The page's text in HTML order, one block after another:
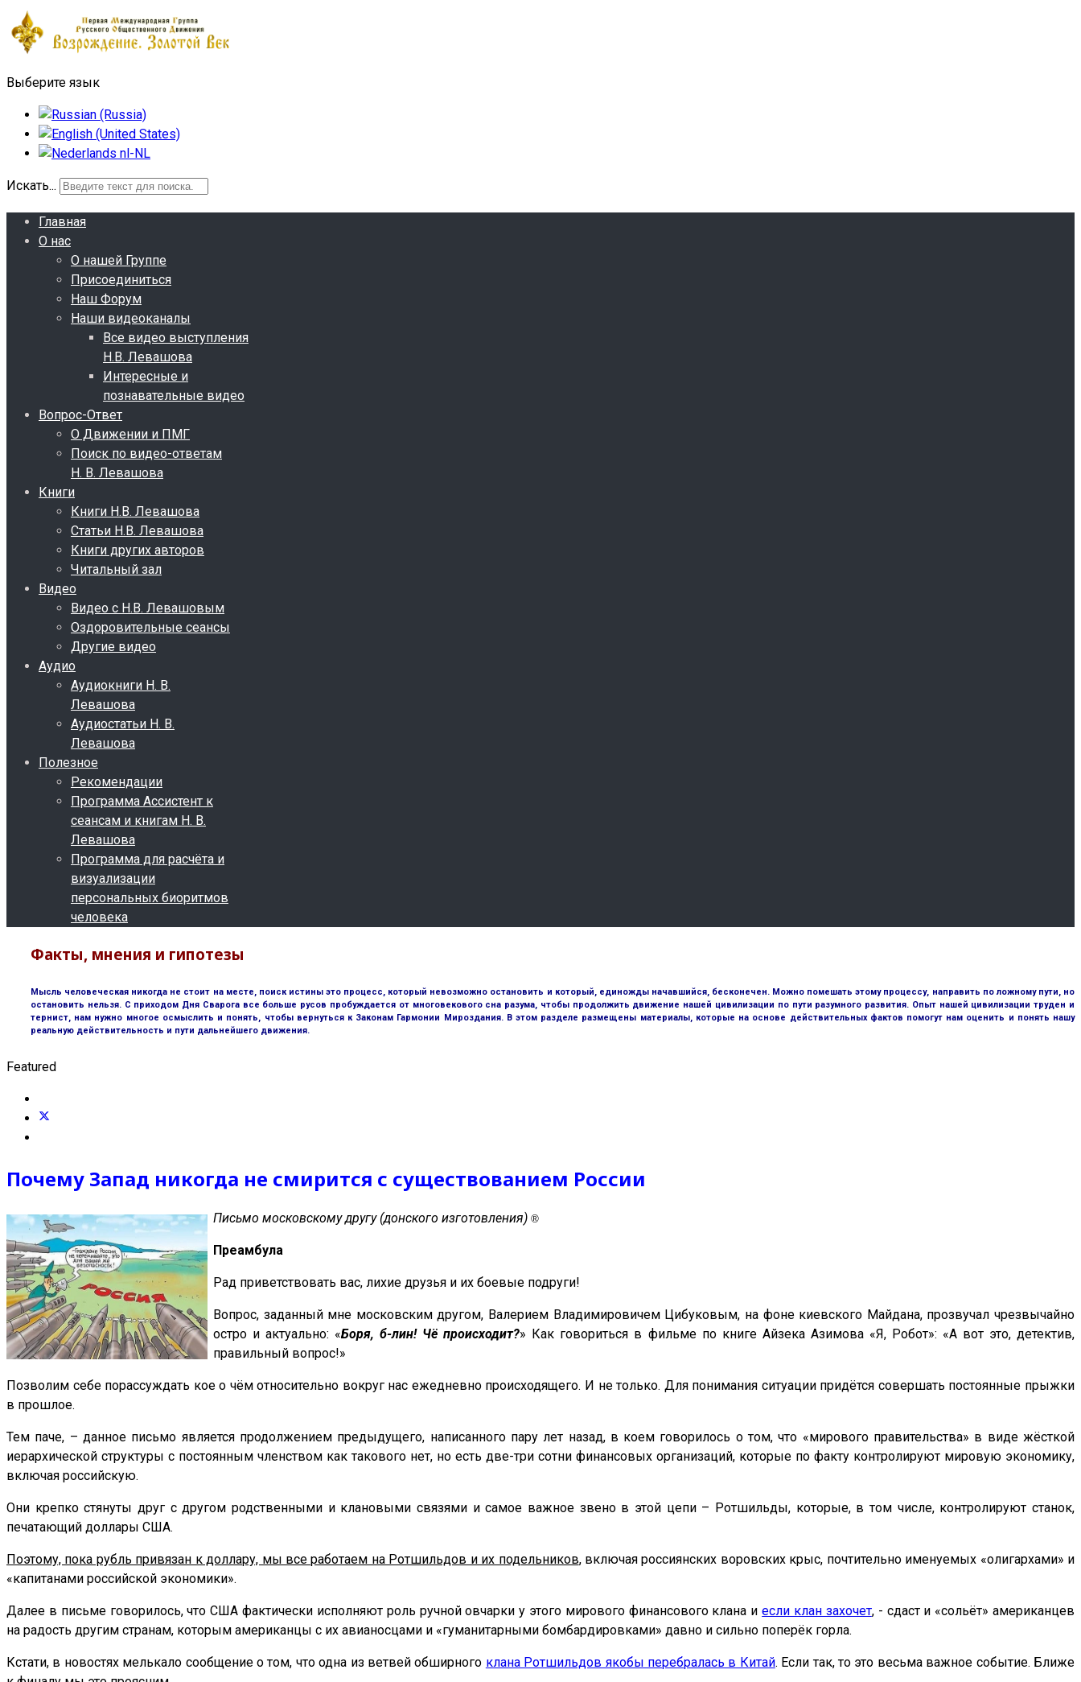
Выберите язык
Искать...
Главная
О нас
О нашей Группе
Присоединиться
Наш Форум
Наши видеоканалы
Все видео выступления
Н.В. Левашова
Интересные и
познавательные видео
Вопрос-Ответ
О Движении и ПМГ
Поиск по видео-ответам
Н. В. Левашова
Книги
Книги Н.В. Левашова
Статьи Н.В. Левашова
Книги других авторов
Читальный зал
Видео
Видео с Н.В. Левашовым
Оздоровительные сеансы
Другие видео
Аудио
Аудиокниги Н. В.
Левашова
Аудиостатьи Н. В.
Левашова
Полезное
Рекомендации
Программа Ассистент к
сеансам и книгам Н. В.
Левашова
Программа для расчёта и
визуализации
персональных биоритмов
человека
Факты, мнения и гипотезы
Мысль человеческая никогда не стоит на месте, поиск истины это процесс, который невозможно остановить и который, единожды начавшийся, бесконечен. Можно помешать этому процессу, направить по ложному пути, но
остановить нельзя. С приходом Дня Сварога все больше русов пробуждается от многовекового сна разума, чтобы продолжить движение нашей цивилизации по пути разумного развития. Опыт нашей цивилизации труден и
тернист, нам нужно многое осмыслить и понять, чтобы вернуться к Законам Гармонии Мироздания. В этом разделе размещены материалы, которые на основе действительных фактов помогут нам оценить и понять нашу
реальную действительность и пути дальнейшего движения.
Featured
Почему Запад никогда не смирится с существованием России
Письмо московскому другу (донского изготовления) ®
Преамбула
Рад приветствовать вас, лихие друзья и их боевые подруги!
Вопрос, заданный мне московским другом, Валерием Владимировичем Цибуковым, на фоне киевского Майдана, прозвучал чрезвычайно
остро и актуально: «Боря, б-лин! Чё происходит?» Как говориться в фильме по книге Айзека Азимова «Я, Робот»: «А вот это, детектив,
правильный вопрос!»
Позволим себе порассуждать кое о чём относительно вокруг нас ежедневно происходящего. И не только. Для понимания ситуации придётся совершать постоянные прыжки
в прошлое.
Тем паче, – данное письмо является продолжением предыдущего, написанного пару лет назад, в коем говорилось о том, что «мирового правительства» в виде жёсткой
иерархической структуры с постоянным членством как такового нет, но есть две-три сотни финансовых организаций, которые по факту контролируют мировую экономику,
включая российскую.
Они крепко стянуты друг с другом родственными и клановыми связями и самое важное звено в этой цепи – Ротшильды, которые, в том числе, контролируют станок,
печатающий доллары США.
Поэтому, пока рубль привязан к доллару, мы все работаем на Ротшильдов и их подельников, включая россиянских воровских крыс, почтительно именуемых «олигархами» и
«капитанами российской экономики».
Далее в письме говорилось, что США фактически исполняют роль ручной овчарки у этого мирового финансового клана иесли клан захочет, - сдаст и «сольёт» американцев
на радость другим странам, которым американцы с их авианосцами и «гуманитарными бомбардировками» давно и сильно поперёк горла.
Кстати, в новостях мелькало сообщение о том, что одна из ветвей обширного клана Ротшильдов якобы перебралась в Китай. Если так, то это весьма важное событие. Ближе